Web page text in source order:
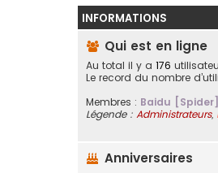
INFORMATIONS
Qui est en ligne
Au total il y a 176
Le record du nombre
Membres : Baidu [Spider]
Légende : Administrateurs,
Anniversaires